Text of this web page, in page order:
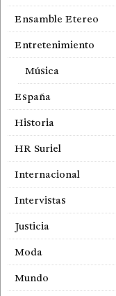
Ensamble Etereo
Entretenimiento
Música
España
Historia
HR Suriel
Internacional
Intervistas
Justicia
Moda
Mundo